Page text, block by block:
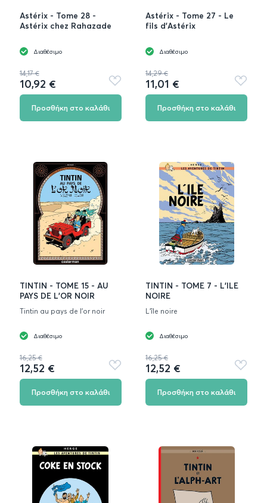
Astérix - Tome 28 -
Astérix chez Rahazade
Διαθέσιμο
14,17 €
10,92 €
Προσθήκη
στα
Προσθήκη στο καλάθι
Astérix - Tome 27 - Le
fils d'Astérix
Διαθέσιμο
14,29 €
11,01 €
στα
Προσθήκη στο καλάθι
TINTIN - TOME 15 - AU
PAYS DE L'OR NOIR
Tintin au pays de l'or noir
Διαθέσιμο
16,25 €
12,52 €
Προσθήκη
στα
Προσθήκη στο καλάθι
TINTIN - TOME 7 - L'ILE
NOIRE
L'île noire
Διαθέσιμο
16,25 €
12,52 €
στα
Προσθήκη στο καλάθι